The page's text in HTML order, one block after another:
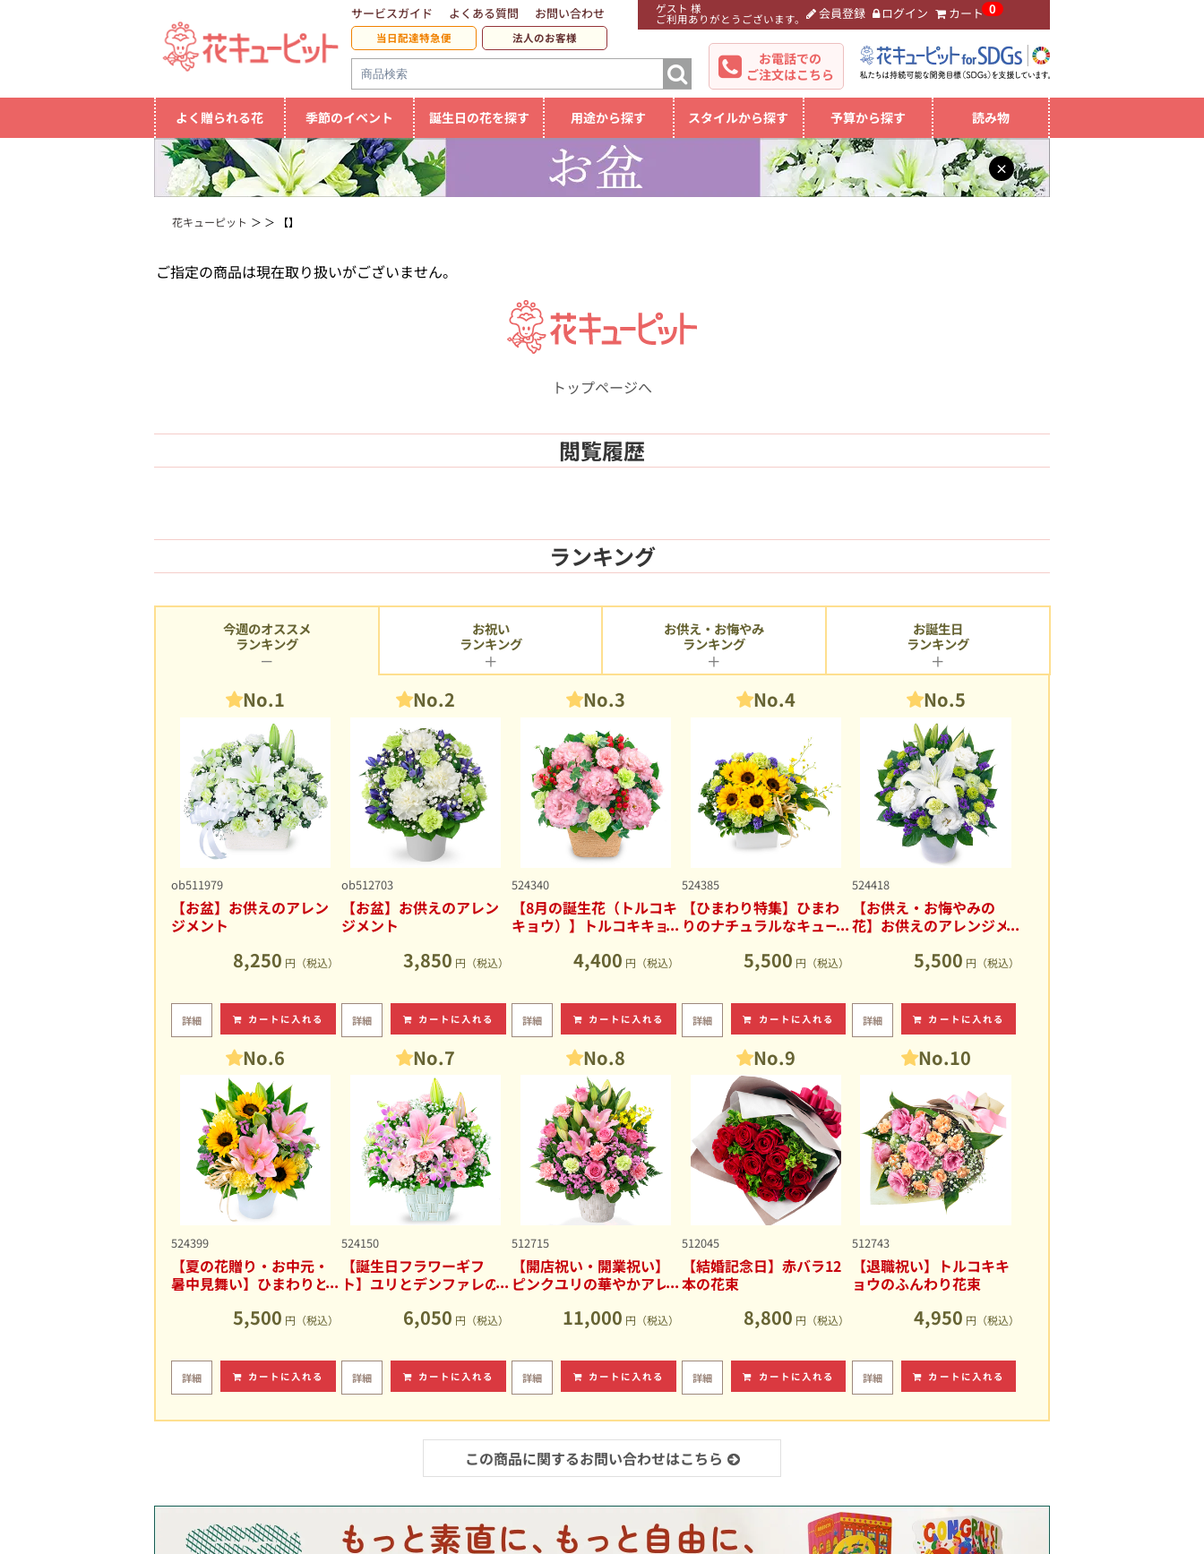
ゲスト 様
ご利用ありがとうございます。 会員登録 ログイン カート 0
サービスガイド よくある質問 お問い合わせ
当日配達特急便 法人のお客様
お電話での
ご注文はこちら
よく贈られる花 季節のイベント 誕生日の花を探す 用途から探す スタイルから探す 予算から探す 読み物
×
花キューピット 【】
ご指定の商品は現在取り扱いがございません。
トップページへ
閲覧履歴
ランキング
今週のオススメ
ランキング
No.1
ob511979
【お盆】お供えのアレン
ジメント
8,250 円（税込）
詳細 カートに入れる
No.2
ob512703
【お盆】お供えのアレン
ジメント
3,850 円（税込）
詳細 カートに入れる
No.3
524340
【8月の誕生花（トルコキ
キョウ）】トルコキキョ
4,400 円（税込）
詳細 カートに入れる
No.4
524385
【ひまわり特集】ひまわ
りのナチュラルなキュー
5,500 円（税込）
詳細 カートに入れる
No.5
524418
【お供え・お悔やみの
花】お供えのアレンジメ
5,500 円（税込）
詳細 カートに入れる
No.6
524399
【夏の花贈り・お中元・
暑中見舞い】ひまわりと
5,500 円（税込）
詳細 カートに入れる
No.7
524150
【誕生日フラワーギフ
ト】ユリとデンファレの
6,050 円（税込）
詳細 カートに入れる
No.8
512715
【開店祝い・開業祝い】
ピンクユリの華やかアレ
11,000 円（税込）
詳細 カートに入れる
No.9
512045
【結婚記念日】赤バラ12
本の花束
8,800 円（税込）
詳細 カートに入れる
No.10
512743
【退職祝い】トルコキキ
ョウのふんわり花束
4,950 円（税込）
詳細 カートに入れる
お祝い
ランキング
お供え・お悔やみ
ランキング
お誕生日
ランキング
この商品に関するお問い合わせはこちら